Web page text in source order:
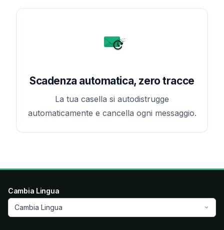
Scadenza automatica, zero tracce
La tua casella si autodistrugge
automaticamente e cancella ogni messaggio.
Cambia Lingua
Cambia Lingua